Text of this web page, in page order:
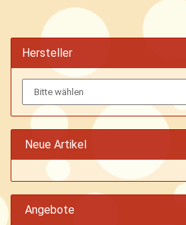
Hersteller
Neue Artikel
Angebote